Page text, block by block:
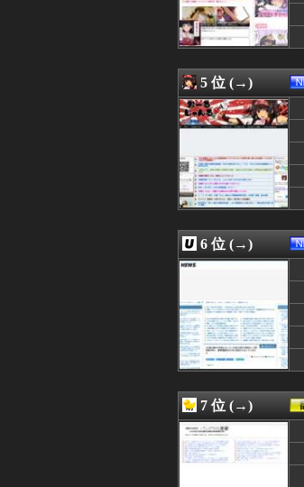
08/08 23:00
08/08 23:00
08/08 23:00
08/08 23:00
08/08 23:00
08/08 23:00
08/08 23:00
08/08 23:00
08/08 23:00
08/08 23:00
08/08 23:00
08/08 23:00
08/08 23:00
08/08 23:00
08/08 23:00
08/08 23:00
08/08 22:59
08/08 22:58
08/08 22:57
08/08 22:57
08/08 22:57
08/08 22:57
08/08 22:57
08/08 22:57
5 位 (→)
6 位 (→)
7 位 (→)